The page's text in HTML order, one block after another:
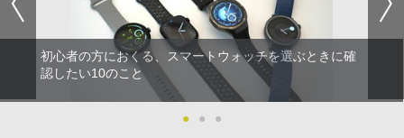
初心者の方におくる、スマートウォッチを選ぶときに確
認したい10のこと
● ● ●